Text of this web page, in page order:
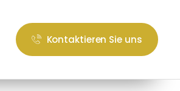
Kontaktieren Sie uns